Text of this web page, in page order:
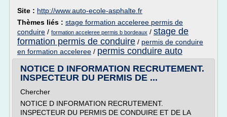
Site : http://www.auto-ecole-asphalte.fr
Thèmes liés : stage formation acceleree permis de
conduire / formation acceleree permis b bordeaux / stage de
formation permis de conduire / permis de conduire
en formation acceleree / permis conduire auto
NOTICE D INFORMATION RECRUTEMENT.
INSPECTEUR DU PERMIS DE ...
Chercher
NOTICE D INFORMATION RECRUTEMENT.
INSPECTEUR DU PERMIS DE CONDUIRE ET DE LA